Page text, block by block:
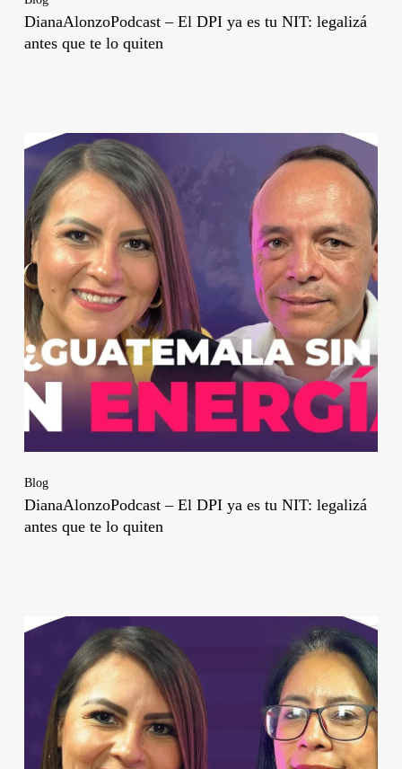
DianaAlonzoPodcast – El DPI ya es tu NIT: legalizá
antes que te lo quiten
Blog
DianaAlonzoPodcast – El DPI ya es tu NIT: legalizá
antes que te lo quiten